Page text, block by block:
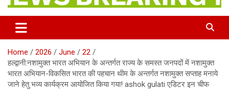
Home 2026 June
22
हल्द्वानी:नशामुक्त भारत अभियान के अन्तर्गत राज्य के समस्त जनपदों में नशामुक्त
भारत अभियान-विकसित भारत की पहचान थीम के अन्तर्गत नशामुक्त सप्ताह मनाये
जाने हेतु भव्य कार्यक्रम आयोजित किया गया! ashok gulati एडिटर इन चीफ